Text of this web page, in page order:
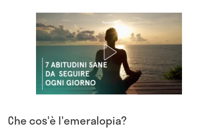
Che cos'è l'emeralopia?